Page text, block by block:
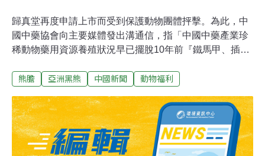
歸真堂再度申請上市而受到保護動物團體抨擊。為此，中
國中藥協會向主要媒體發出溝通信，指「中國中藥產業珍
稀動物藥用資源養殖狀況早已擺脫10年前『鐵馬甲、插管
被政府明令禁止，也同樣被中醫藥及從業人士所反對」。
亞洲動物基金會，假借動物保護名義，長期從事反對中國
黑熊養殖及名貴中藥企業的宣傳」，意圖「脅迫我國取締
養熊業，以限制熊膽粉入藥、削弱中藥競爭力、為西方利
益集團壟斷中國肝膽用藥市場謀取更大利益」。而面對中
熊膽 亞洲黑熊 中國新聞 動物福利